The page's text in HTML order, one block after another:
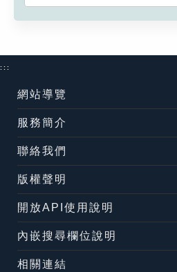
:::
網站導覽
服務簡介
聯絡我們
版權聲明
開放API使用說明
內嵌搜尋欄位說明
相關連結